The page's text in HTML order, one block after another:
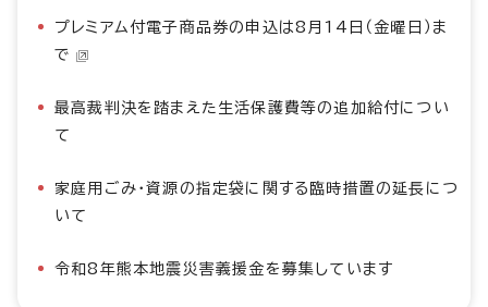
プレミアム付電子商品券の申込は8月14日（金曜日）ま
で
最高裁判決を踏まえた生活保護費等の追加給付につい
て
家庭用ごみ・資源の指定袋に関する臨時措置の延長につ
いて
令和8年熊本地震災害義援金を募集しています